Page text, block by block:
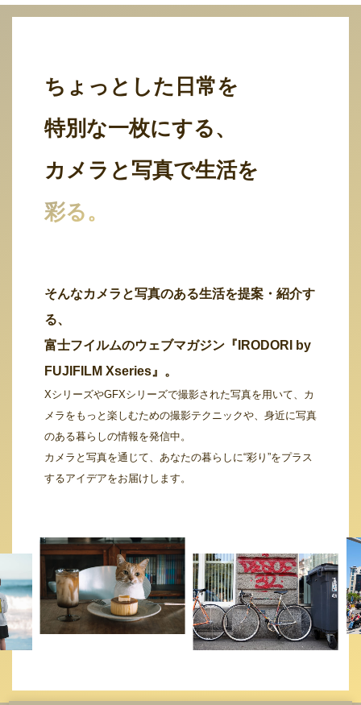
ちょっとした日常を
特別な一枚にする、
カメラと写真で生活を
彩る。
そんなカメラと写真のある生活を提案・紹介す
る、
富士フイルムのウェブマガジン『IRODORI by
FUJIFILM Xseries』。
XシリーズやGFXシリーズで撮影された写真を用いて、カ
メラをもっと楽しむための撮影テクニックや、身近に写真
のある暮らしの情報を発信中。
カメラと写真を通じて、あなたの暮らしに“彩り”をプラス
するアイデアをお届けします。